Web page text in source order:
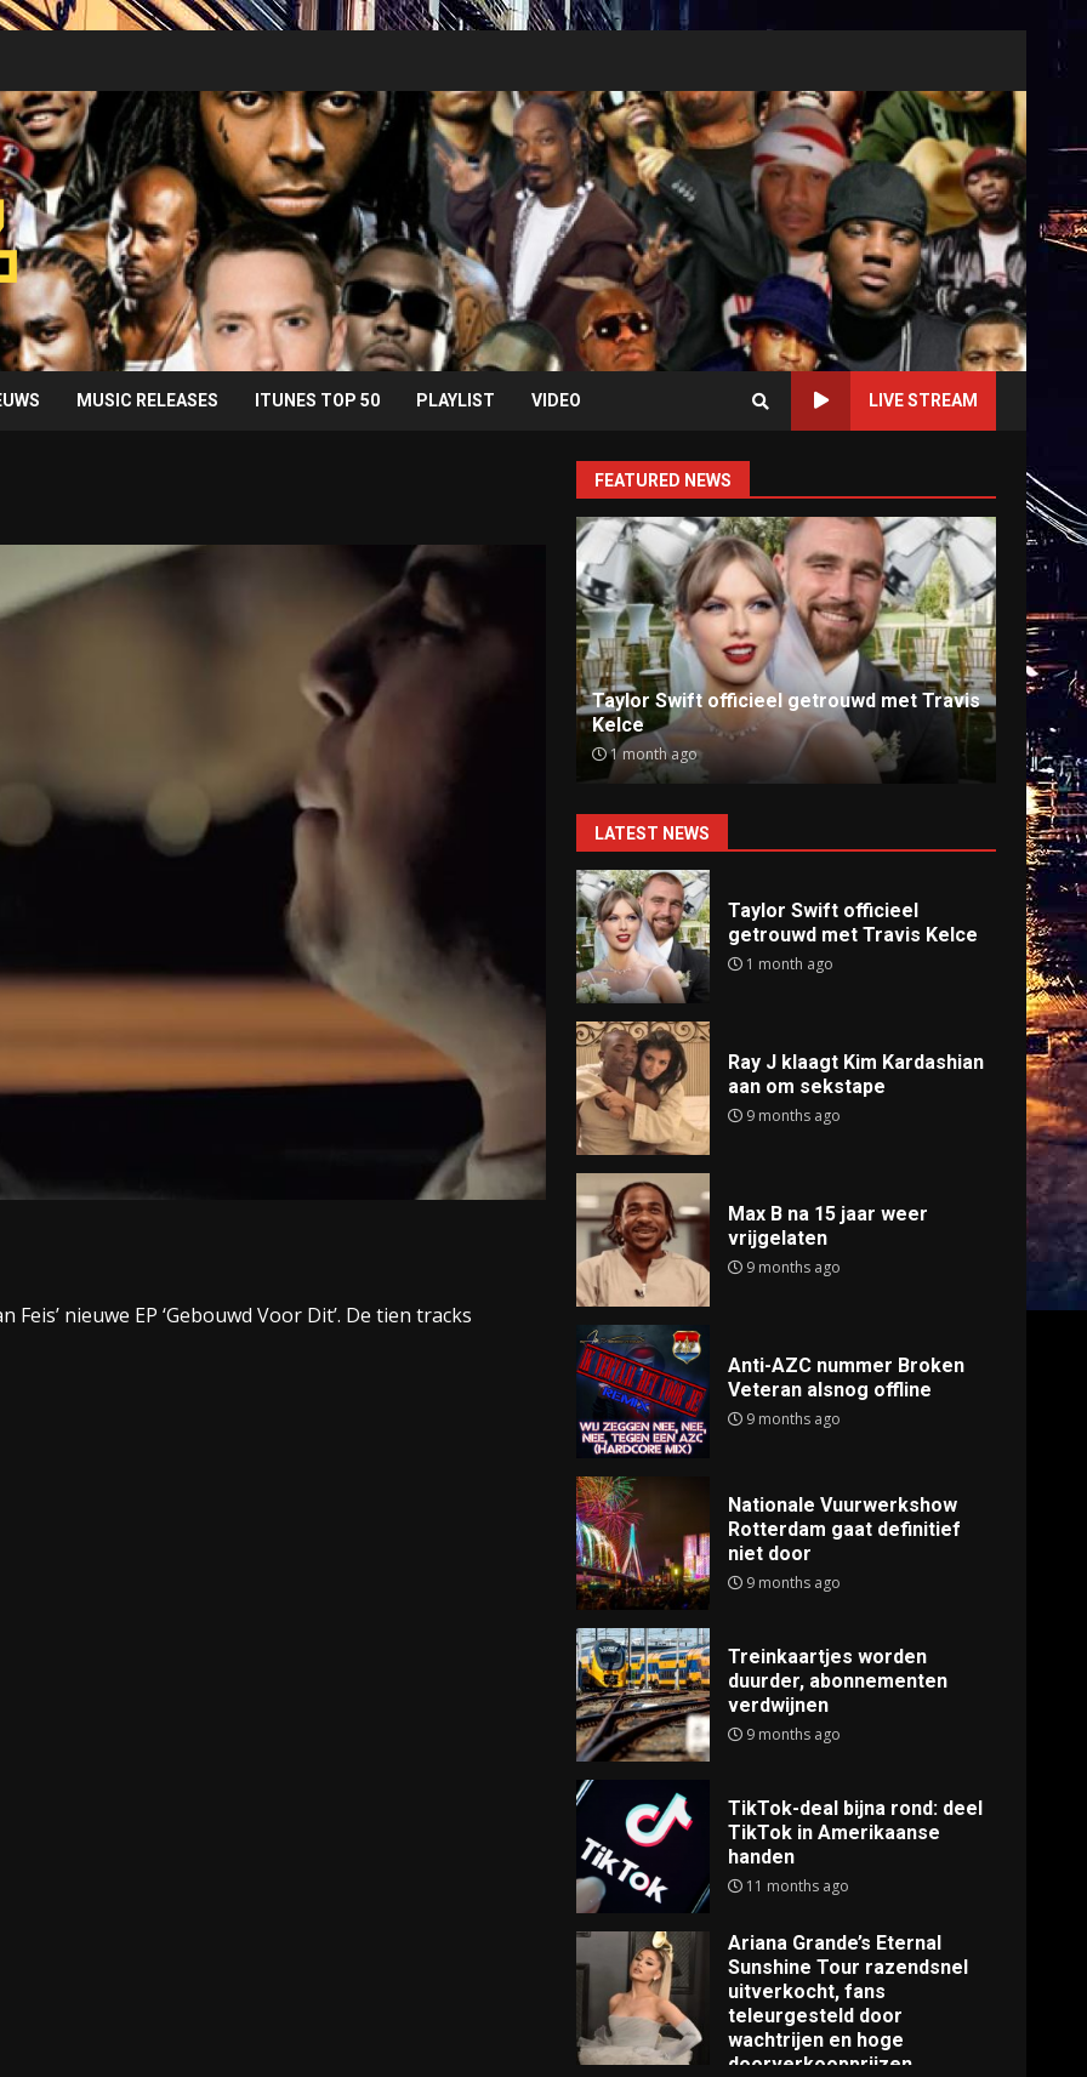
MUSIC RELEASES ITUNES TOP 50 PLAYLIST VIDEO LIVE STREAM
nieuwe EP ‘Gebouwd Voor Dit’. De tien tracks
FEATURED NEWS
Taylor Swift officieel getrouwd met Travis
Ray J klaagt Kim Kardashian aan om
sekstape
9 months ago
Anti-
9
LATEST NEWS
Taylor Swift officieel
getrouwd met Travis Kelce
1 month ago
Ray J klaagt Kim Kardashian
aan om sekstape
9 months ago
Max B na 15 jaar weer
vrijgelaten
9 months ago
Anti-AZC nummer Broken
Veteran alsnog offline
9 months ago
Nationale Vuurwerkshow
Rotterdam gaat definitief
niet door
9 months ago
Treinkaartjes worden
duurder, abonnementen
verdwijnen
9 months ago
TikTok-deal bijna rond: deel
TikTok in Amerikaanse
handen
11 months ago
Ariana Grande’s Eternal
Sunshine Tour razendsnel
uitverkocht, fans
teleurgesteld door
wachtrijen en hoge
doorverkoopprijzen